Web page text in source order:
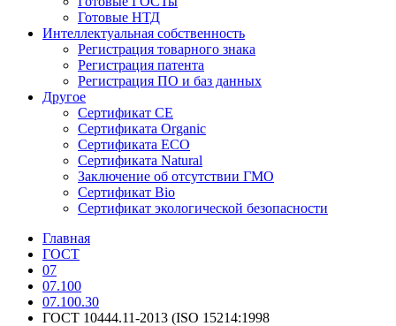
Готовые НТД
Интеллектуальная собственность
Регистрация товарного знака
Регистрация патента
Регистрация ПО и баз данных
Другое
Сертификат СЕ
Сертификата Organic
Сертификата ECO
Сертификата Natural
Заключение об отсутствии ГМО
Сертификат Bio
Сертификат экологической безопасности
Главная
ГОСТ
07
07.100
07.100.30
ГОСТ 10444.11-2013 (ISO 15214:1998